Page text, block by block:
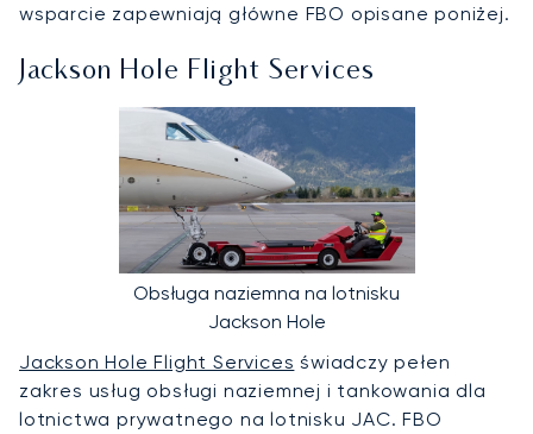
wsparcie zapewniają główne FBO opisane poniżej.
Jackson Hole Flight Services
Obsługa naziemna na lotnisku
Jackson Hole
Jackson Hole Flight Services świadczy pełen
zakres usług obsługi naziemnej i tankowania dla
lotnictwa prywatnego na lotnisku JAC. FBO